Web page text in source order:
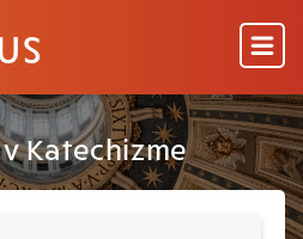
Katechizme